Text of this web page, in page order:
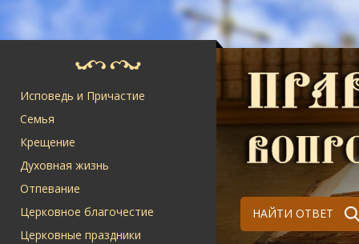
Исповедь и Причастие
Семья
Крещение
Духовная жизнь
Отпевание
Церковное благочестие
Церковные праздники
НАЙТИ ОТВЕТ